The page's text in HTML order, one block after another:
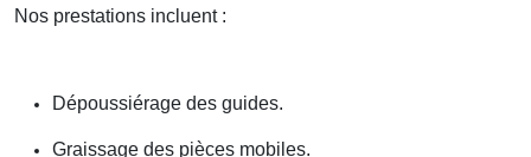
Nos prestations incluent :
Dépoussiérage des guides.
Graissage des pièces mobiles.